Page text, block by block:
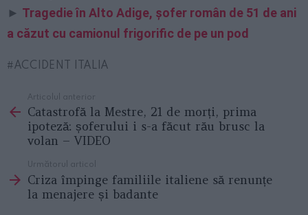
► Tragedie în Alto Adige, șofer român de 51 de ani
a căzut cu camionul frigorific de pe un pod
ACCIDENT ITALIA
more
Articolul anterior
Catastrofă la Mestre, 21 de morți, prima
ipoteză: șoferului i s-a făcut rău brusc la
volan – VIDEO
Următorul articol
Criza împinge familiile italiene să renunțe
la menajere și badante